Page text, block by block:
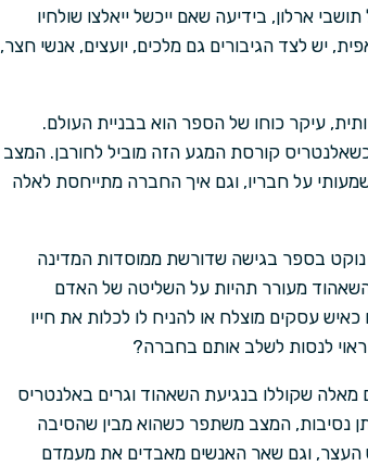
ארלון, בידיעה שאם ייכשל ייאלצו שולחיו
יש לצד הגיבורים גם מלכים, יועצים, אנשי חצר,
עיקר כוחו של הספר הוא בבניית העולם.
קורסת המגע הזה מוביל לחורבן. המצב
על חבריו, וגם איך החברה מתייחסת לאלה
נוקט בספר בגישה שדורשת ממוסדות המדינה
מעורר תהיות על השליטה של האדם
עסקים מוצלח או להניח לו לכלות את חייו
לנסות לשלב אותם בחברה?
מאלה שקוללו בנגיעת השאהוד וגרים באלנטריס
נסיבות, המצב משתפר כשהוא מבין שהסיבה
העצר, וגם שאר האנשים מאבדים את מעמדם